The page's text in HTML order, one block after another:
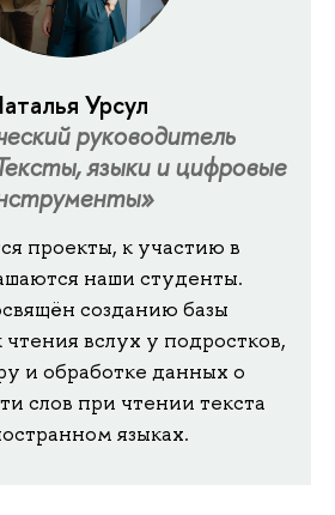
Урсул
руководитель
языки и цифровые
проекты, к участию в
наши студенты.
созданию базы
вслух у подростков,
и обработке данных о
слов при чтении текста
языках.